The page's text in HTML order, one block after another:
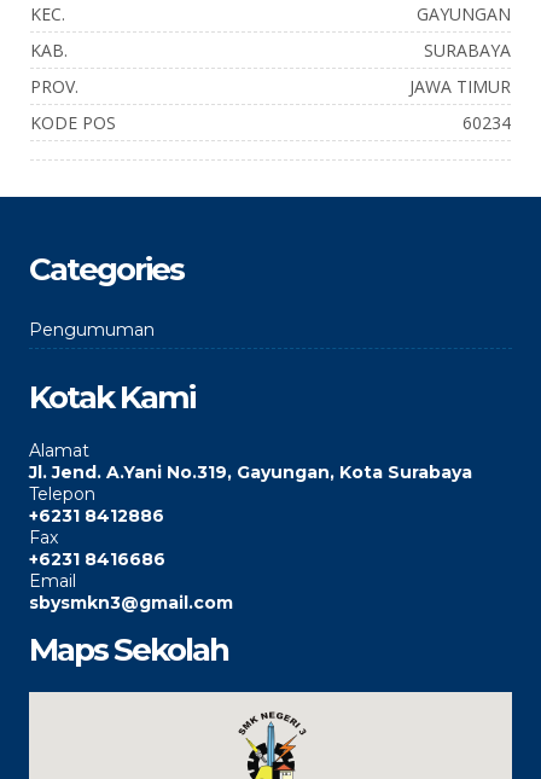
KEC.
GAYUNGAN
KAB.
SURABAYA
PROV.
JAWA TIMUR
KODE POS
60234
Categories
Pengumuman
Kotak Kami
Alamat
Jl. Jend. A.Yani No.319, Gayungan, Kota Surabaya
Telepon
+6231 8412886
Fax
+6231 8416686
Email
sbysmkn3@gmail.com
Maps Sekolah